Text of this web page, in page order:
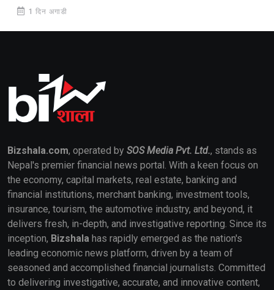
1 दिन अगाडी
Bizshala.com, operated by SOS Media Pvt. Ltd., stands as
Nepal's premier financial news portal. With a keen focus on
the economy, capital markets, real estate, banking and
financial institutions, merchant banking, investment tools,
insurance, tourism, the automotive industry, and beyond, it
delivers fresh, in-depth, and investigative reporting. Since its
inception, Bizshala has rapidly emerged as the nation's
leading economic news platform, driven by a team of
seasoned and accomplished financial journalists. Committed
to delivering investigative, accurate, and innovative content,